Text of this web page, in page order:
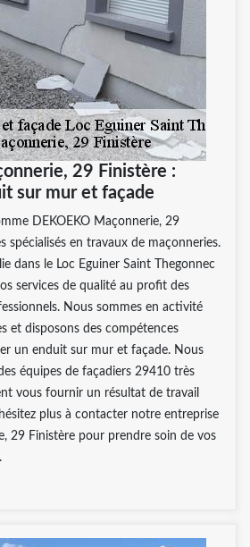
29 Finistère :
sur mur et façade
DEKOEKO Maçonnerie, 29
spécialisés en travaux de maçonneries.
dans le Loc Eguiner Saint Thegonnec
services de qualité au profit des
Nous sommes en activité
et disposons des compétences
un enduit sur mur et façade. Nous
équipes de façadiers 29410 très
vous fournir un résultat de travail
plus à contacter notre entreprise
29 Finistère pour prendre soin de vos